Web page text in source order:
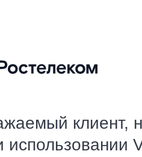
клиент,
использовании